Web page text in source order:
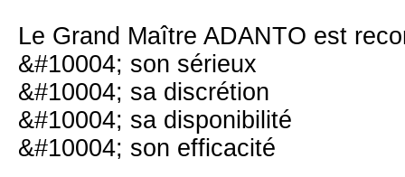
Le Grand Maître ADANTO est
&#10004; son sérieux
&#10004; sa discrétion
&#10004; sa disponibilité
&#10004; son efficacité